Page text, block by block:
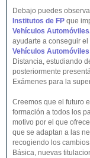
Debajo puedes
Institutos de FP que
Vehículos
ayudarte a conseguir el
Vehículos Automóviles
Distancia, estudiando
posteriormente
Exámenes para la
Creemos que el futuro
formación a todos los
motivo por el que
que se adaptan a las
recogiendo los
Básica, nuevas